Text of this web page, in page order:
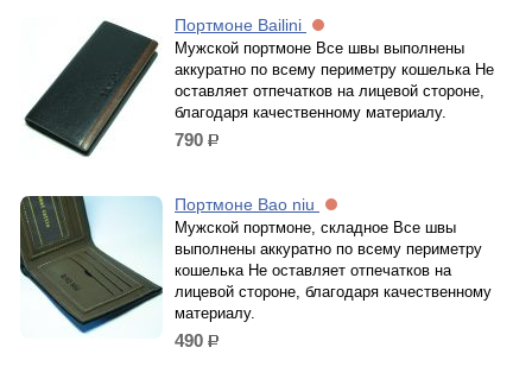
Портмоне Bailini
Мужской портмоне Все швы выполнены
аккуратно по всему периметру кошелька Не
оставляет отпечатков на лицевой стороне,
благодаря качественному материалу.
790 р.
Портмоне Bao niu
Мужской портмоне, складное Все швы
выполнены аккуратно по всему периметру
кошелька Не оставляет отпечатков на
лицевой стороне, благодаря качественному
материалу.
490 р.